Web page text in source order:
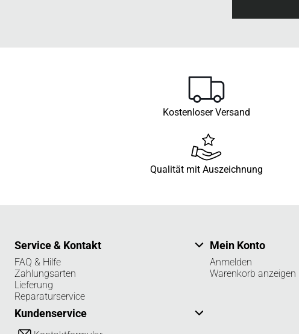
Kostenloser Versand
Qualität mit Auszeichnung
Service & Kontakt
FAQ & Hilfe
Zahlungsarten
Lieferung
Reparaturservice
Kundenservice
Mein Konto
Anmelden
Warenkorb anzeigen